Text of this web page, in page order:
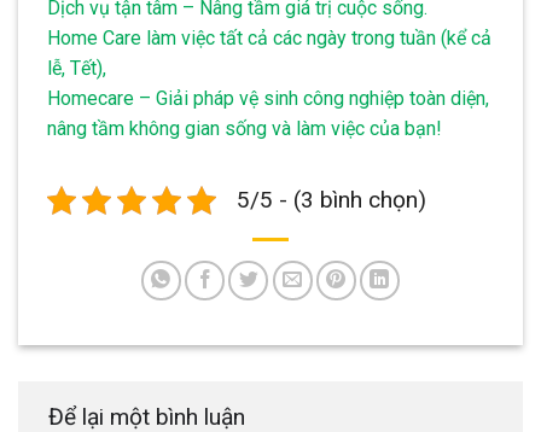
Dịch vụ tận tâm – Nâng tầm giá trị cuộc sống.
Home Care làm việc tất cả các ngày trong tuần (kể cả
lễ, Tết),
Homecare – Giải pháp vệ sinh công nghiệp toàn diện,
nâng tầm không gian sống và làm việc của bạn!
5/5 - (3 bình chọn)
Để lại một bình luận